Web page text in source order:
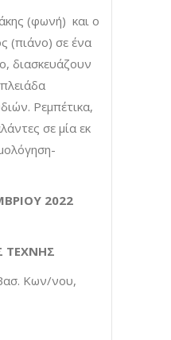
(φωνή) και ο
(πιάνο) σε ένα
διασκευάζουν
Ρεμπέτικα,
σε μία εκ
2022
ΤΕΧΝΗΣ
Κων/νου,